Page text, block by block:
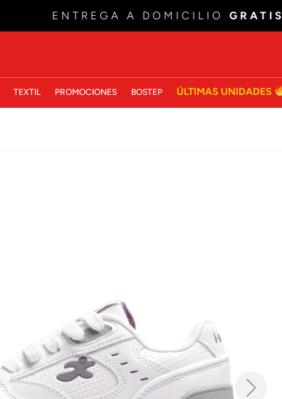
ENTREGA A DOMICILIO GRATIS
TEXTIL PROMOCIONES BOSTEP ÚLTIMAS UNIDADES